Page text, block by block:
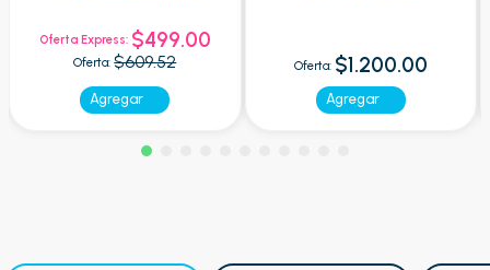
Oferta Express: $499.00
Oferta: $609.52
Agregar
Oferta: $1.200.00
Agregar